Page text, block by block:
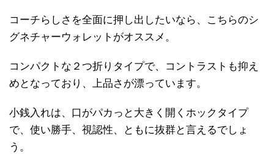
コーチらしさを全面に押し出したいなら、こちらのシ
グネチャーウォレットがオススメ。
コンパクトな２つ折りタイプで、コントラストも抑え
めとなっており、上品さが漂っています。
小銭入れは、口がパカっと大きく開くホックタイプ
で、使い勝手、視認性、ともに抜群と言えるでしょ
う。